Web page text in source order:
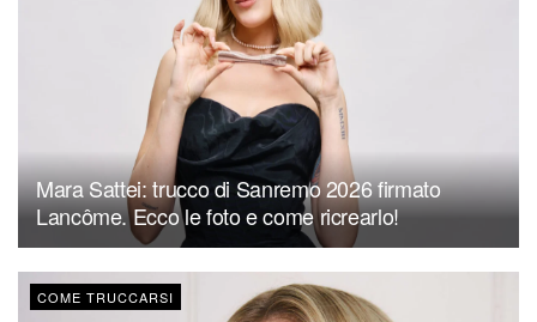
Mara Sattei: trucco di Sanremo 2026 firmato
Lancôme. Ecco le foto e come ricrearlo!
COME TRUCCARSI